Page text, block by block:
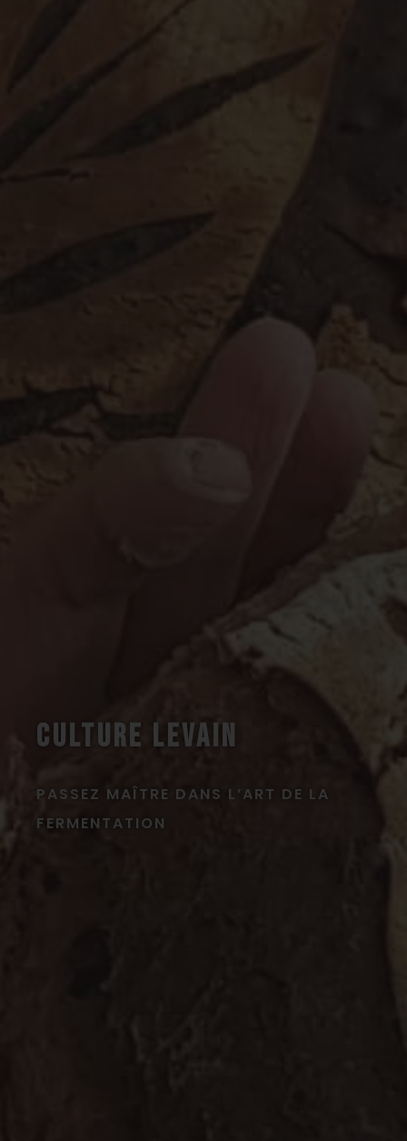
CULTURE LEVAIN
PASSEZ MAÎTRE DANS L’ART DE LA
FERMENTATION